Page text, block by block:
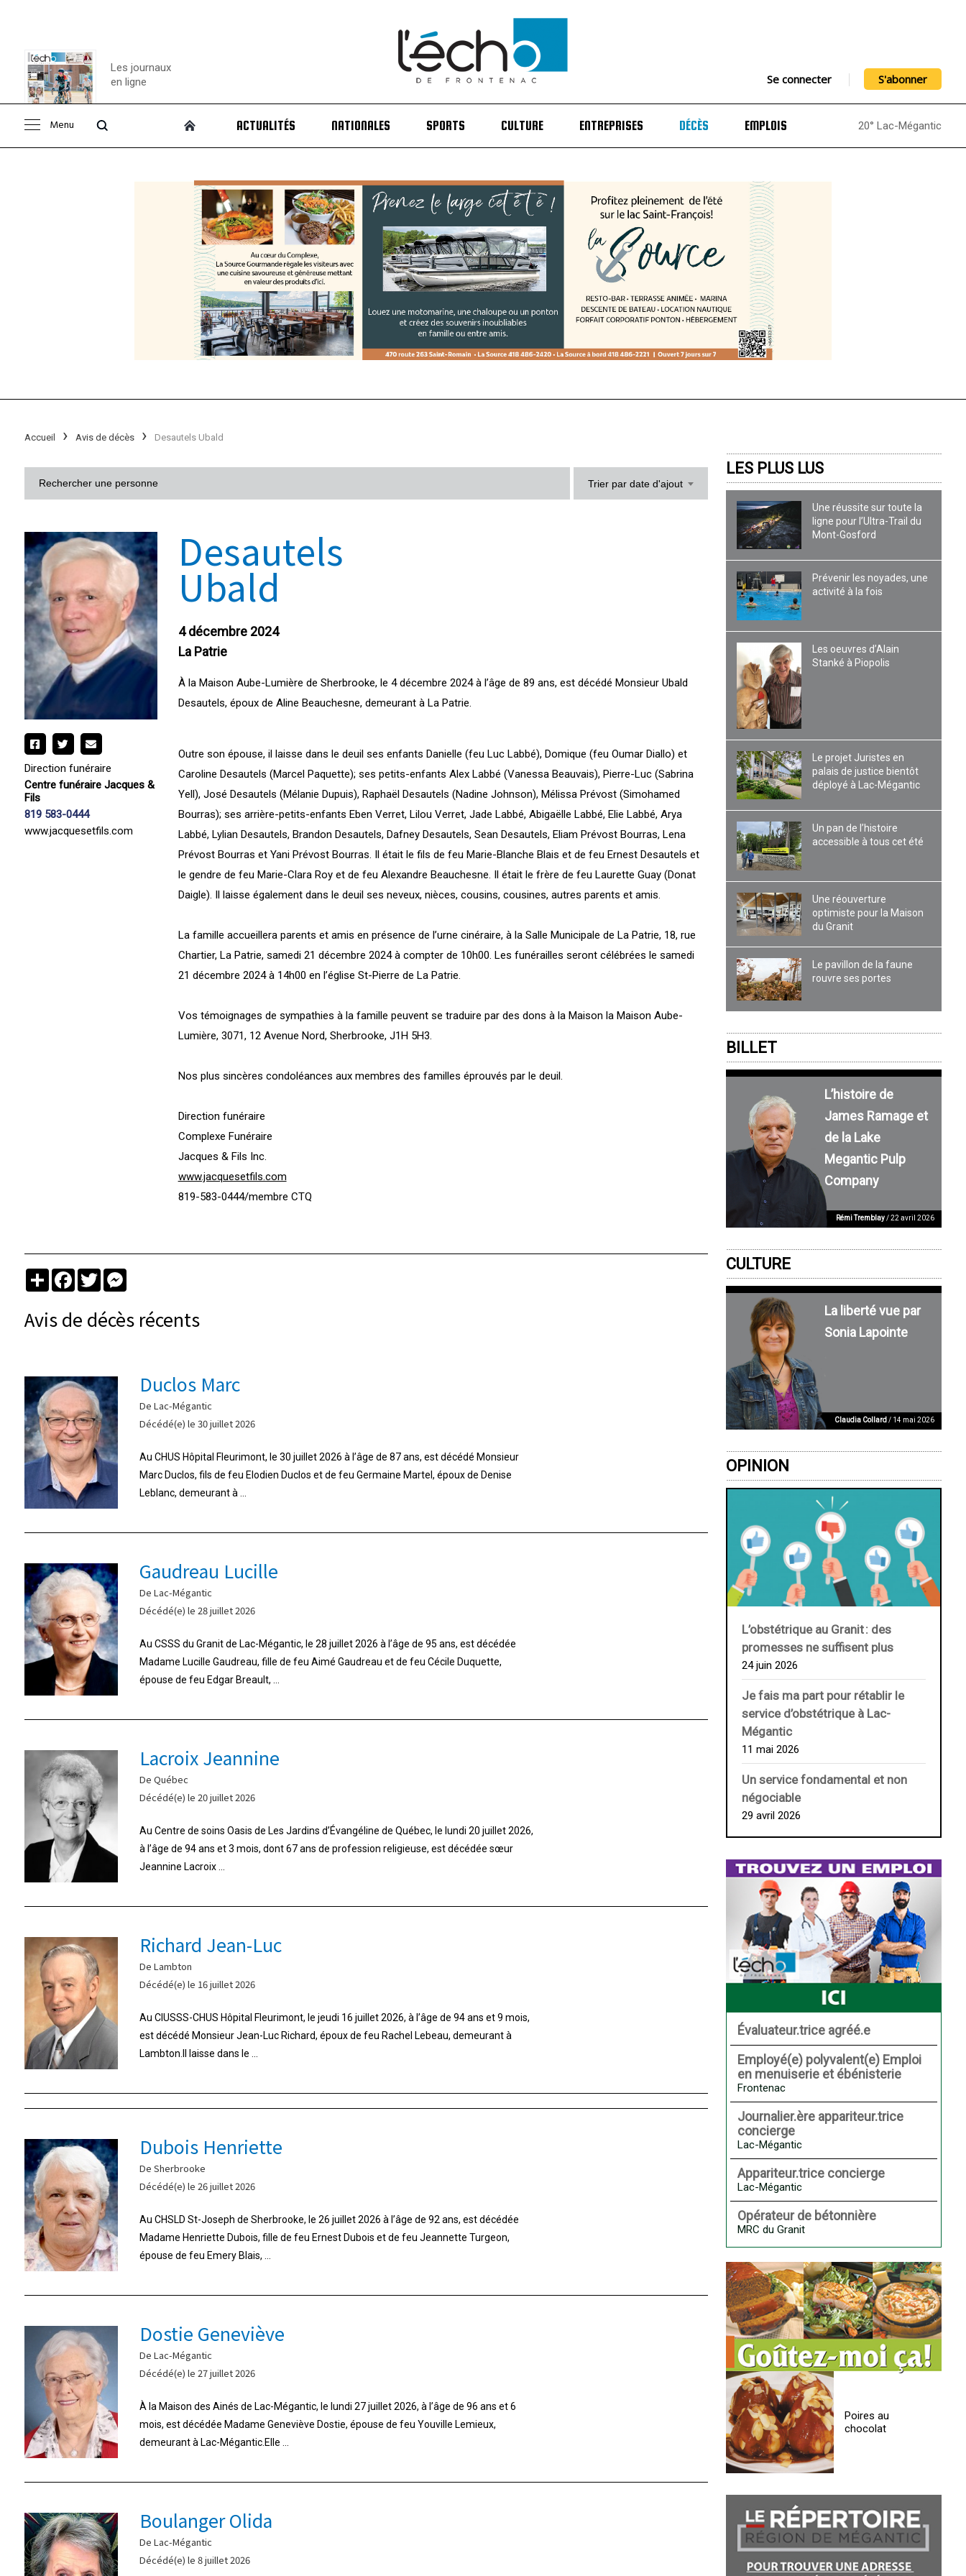
Consulter le
Les journaux
en ligne
Se connecter S'abonner
Menu ACTUALITÉS NATIONALES SPORTS CULTURE ENTREPRISES DÉCÈS EMPLOIS 20° Lac-Mégantic
Accueil Avis de décès Desautels Ubald
Trier par date d'ajout
Direction funéraire
Centre funéraire Jacques &
Fils
819 583-0444
www.jacquesetfils.com
Desautels
Ubald
4 décembre 2024
La Patrie
À la Maison Aube-Lumière de Sherbrooke, le 4 décembre 2024 à l’âge de 89 ans, est décédé Monsieur Ubald
Desautels, époux de Aline Beauchesne, demeurant à La Patrie.
Outre son épouse, il laisse dans le deuil ses enfants Danielle (feu Luc Labbé), Domique (feu Oumar Diallo) et
Caroline Desautels (Marcel Paquette); ses petits-enfants Alex Labbé (Vanessa Beauvais), Pierre-Luc (Sabrina
Yell), José Desautels (Mélanie Dupuis), Raphaël Desautels (Nadine Johnson), Mélissa Prévost (Simohamed
Bourras); ses arrière-petits-enfants Eben Verret, Lilou Verret, Jade Labbé, Abigaëlle Labbé, Elie Labbé, Arya
Labbé, Lylian Desautels, Brandon Desautels, Dafney Desautels, Sean Desautels, Eliam Prévost Bourras, Lena
Prévost Bourras et Yani Prévost Bourras. Il était le fils de feu Marie-Blanche Blais et de feu Ernest Desautels et
le gendre de feu Marie-Clara Roy et de feu Alexandre Beauchesne. Il était le frère de feu Laurette Guay (Donat
Daigle). Il laisse également dans le deuil ses neveux, nièces, cousins, cousines, autres parents et amis.
La famille accueillera parents et amis en présence de l’urne cinéraire, à la Salle Municipale de La Patrie, 18, rue
Chartier, La Patrie, samedi 21 décembre 2024 à compter de 10h00. Les funérailles seront célébrées le samedi
21 décembre 2024 à 14h00 en l’église St-Pierre de La Patrie.
Vos témoignages de sympathies à la famille peuvent se traduire par des dons à la Maison la Maison Aube-
Lumière, 3071, 12 Avenue Nord, Sherbrooke, J1H 5H3.
Nos plus sincères condoléances aux membres des familles éprouvés par le deuil.
Direction funéraire
Complexe Funéraire
Jacques & Fils Inc.
www.jacquesetfils.com
819-583-0444/membre CTQ
PartagerFacebook
TwitterMessenger
Avis de décès récents
Duclos Marc
De Lac-Mégantic
Décédé(e) le 30 juillet 2026
Au CHUS Hôpital Fleurimont, le 30 juillet 2026 à l’âge de 87 ans, est décédé Monsieur
Marc Duclos, fils de feu Elodien Duclos et de feu Germaine Martel, époux de Denise
Leblanc, demeurant à ...
Gaudreau Lucille
De Lac-Mégantic
Décédé(e) le 28 juillet 2026
Au CSSS du Granit de Lac-Mégantic, le 28 juillet 2026 à l’âge de 95 ans, est décédée
Madame Lucille Gaudreau, fille de feu Aimé Gaudreau et de feu Cécile Duquette,
épouse de feu Edgar Breault, ...
Lacroix Jeannine
De Québec
Décédé(e) le 20 juillet 2026
Au Centre de soins Oasis de Les Jardins d’Évangéline de Québec, le lundi 20 juillet 2026,
à l’âge de 94 ans et 3 mois, dont 67 ans de profession religieuse, est décédée sœur
Jeannine Lacroix ...
Richard Jean-Luc
De Lambton
Décédé(e) le 16 juillet 2026
Au CIUSSS-CHUS Hôpital Fleurimont, le jeudi 16 juillet 2026, à l’âge de 94 ans et 9 mois,
est décédé Monsieur Jean-Luc Richard, époux de feu Rachel Lebeau, demeurant à
Lambton.Il laisse dans le ...
Dubois Henriette
De Sherbrooke
Décédé(e) le 26 juillet 2026
Au CHSLD St-Joseph de Sherbrooke, le 26 juillet 2026 à l’âge de 92 ans, est décédée
Madame Henriette Dubois, fille de feu Ernest Dubois et de feu Jeannette Turgeon,
épouse de feu Emery Blais, ...
Dostie Geneviève
De Lac-Mégantic
Décédé(e) le 27 juillet 2026
À la Maison des Ainés de Lac-Mégantic, le lundi 27 juillet 2026, à l’âge de 96 ans et 6
mois, est décédée Madame Geneviève Dostie, épouse de feu Youville Lemieux,
demeurant à Lac-Mégantic.Elle ...
Boulanger Olida
De Lac-Mégantic
Décédé(e) le 8 juillet 2026
LES PLUS LUS
Une réussite sur toute la
ligne pour l’Ultra-Trail du
Mont-Gosford
Prévenir les noyades, une
activité à la fois
Les oeuvres d’Alain
Stanké à Piopolis
Le projet Juristes en
palais de justice bientôt
déployé à Lac-Mégantic
Un pan de l’histoire
accessible à tous cet été
Une réouverture
optimiste pour la Maison
du Granit
Le pavillon de la faune
rouvre ses portes
BILLET
L’histoire de
James Ramage et
de la Lake
Megantic Pulp
Company
Rémi Tremblay/ 22 avril 2026
CULTURE
La liberté vue par
Sonia Lapointe
Claudia Collard/ 14 mai 2026
OPINION
L’obstétrique au ­Granit : des
promesses ne suffisent plus
24 juin 2026
Je fais ma part pour rétablir le
service d’obstétrique à Lac-
Mégantic
11 mai 2026
Un service fondamental et non
négociable
29 avril 2026
Évaluateur.trice agréé.e
Employé(e) polyvalent(e) Emploi
en menuiserie et ébénisterie
Frontenac
Journalier.ère appariteur.trice
concierge
Lac-Mégantic
Appariteur.trice concierge
Lac-Mégantic
Opérateur de bétonnière
MRC du Granit
Poires au
chocolat